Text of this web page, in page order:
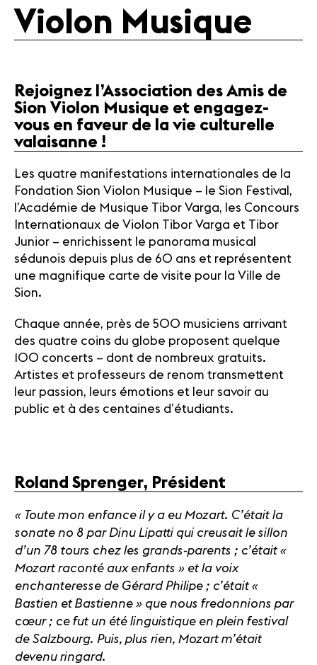
Violon Musique
Rejoignez l’Association des Amis de
Sion Violon Musique et engagez-
vous en faveur de la vie culturelle
valaisanne !
Les quatre manifestations internationales de la
Fondation Sion Violon Musique – le Sion Festival,
l’Académie de Musique Tibor Varga, les Concours
Internationaux de Violon Tibor Varga et Tibor
Junior – enrichissent le panorama musical
sédunois depuis plus de 60 ans et représentent
une magnifique carte de visite pour la Ville de
Sion.
Chaque année, près de 500 musiciens arrivant
des quatre coins du globe proposent quelque
100 concerts – dont de nombreux gratuits.
Artistes et professeurs de renom transmettent
leur passion, leurs émotions et leur savoir au
public et à des centaines d’étudiants.
Roland Sprenger, Président
« Toute mon enfance il y a eu Mozart. C’était la
sonate no 8 par Dinu Lipatti qui creusait le sillon
d’un 78 tours chez les grands-parents ; c’était «
Mozart raconté aux enfants » et la voix
enchanteresse de Gérard Philipe ; c’était «
Bastien et Bastienne » que nous fredonnions par
cœur ; ce fut un été linguistique en plein festival
de Salzbourg. Puis, plus rien, Mozart m’était
devenu ringard.